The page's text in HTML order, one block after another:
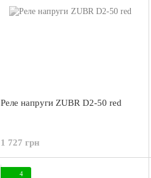
Реле напруги ZUBR D2-50 red
1 727 грн
4